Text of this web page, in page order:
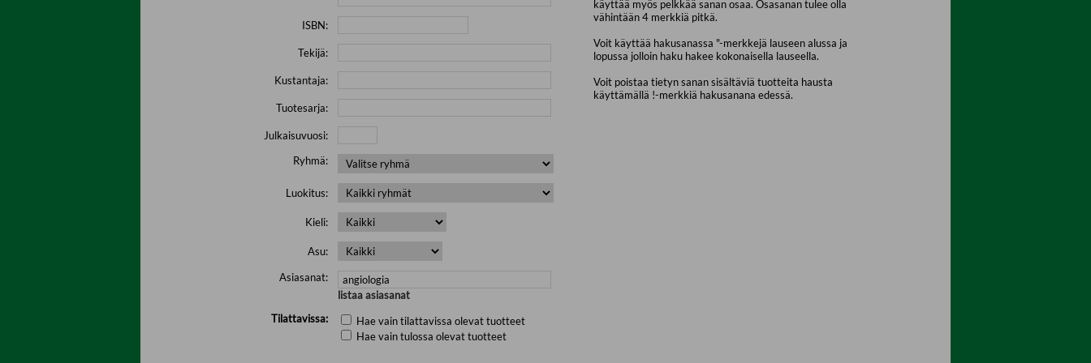
ISBN:
Tekijä:
Kustantaja:
Tuotesarja:
Julkaisuvuosi:
Ryhmä:
Luokitus:
Kieli:
Asu:
Asiasanat:
listaa asiasanat
Tilattavissa:
Hae vain tilattavissa olevat tuotteet
Hae vain tulossa olevat tuotteet
käyttää myös pelkkää sanan osaa. Osasanan tulee olla
vähintään 4 merkkiä pitkä.
Voit käyttää hakusanassa "-merkkejä lauseen alussa ja
lopussa jolloin haku hakee kokonaisella lauseella.
Voit poistaa tietyn sanan sisältäviä tuotteita hausta
käyttämällä !-merkkiä hakusanana edessä.